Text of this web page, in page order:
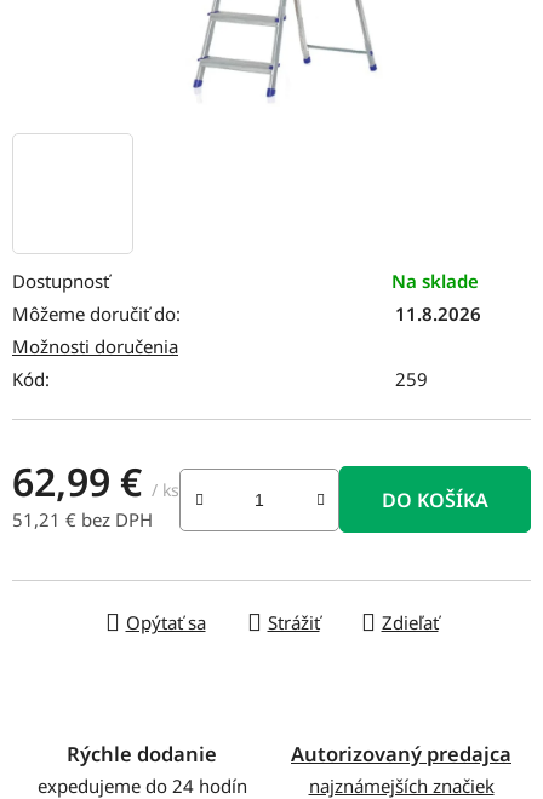
Dostupnosť
Na sklade
Môžeme doručiť do:
11.8.2026
Možnosti doručenia
Kód:
259
62,99 € / ks
51,21 € bez DPH
DO KOŠÍKA
Opýtať sa Strážiť Zdieľať
Rýchle dodanie
expedujeme do 24 hodín
Autorizovaný predajca
najznámejších značiek